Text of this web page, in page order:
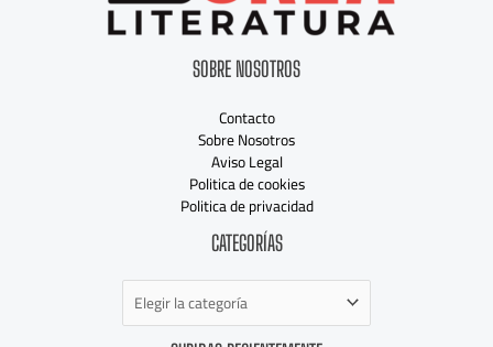
SOBRE NOSOTROS
Contacto
Sobre Nosotros
Aviso Legal
Politica de cookies
Politica de privacidad
CATEGORÍAS